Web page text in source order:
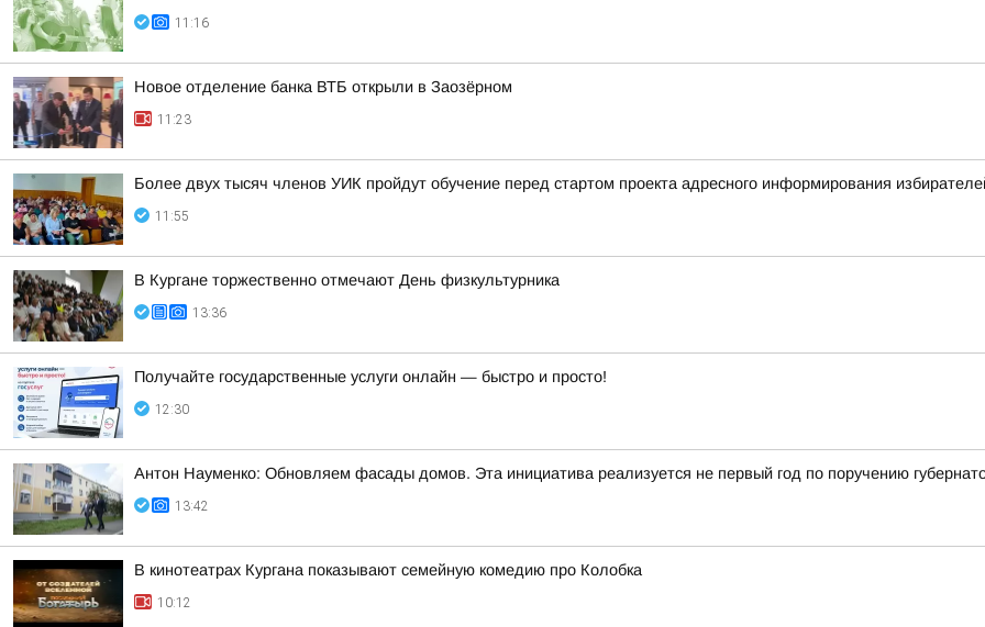
11:16
Новое отделение банка ВТБ открыли в Заозёрном
11:23
Более двух тысяч членов УИК пройдут обучение перед стартом проекта адресного информирования
11:55
В Кургане торжественно отмечают День физкультурника
13:36
Получайте государственные услуги онлайн — быстро и просто!
12:30
Антон Науменко: Обновляем фасады домов. Эта инициатива реализуется не первый год по поручению
13:42
В кинотеатрах Кургана показывают семейную комедию про Колобка
10:12